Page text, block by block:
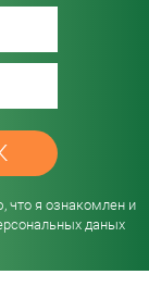
что я ознакомлен и
даных